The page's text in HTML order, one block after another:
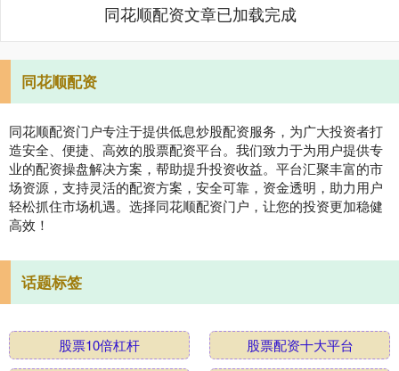
同花顺配资文章已加载完成
同花顺配资
同花顺配资门户专注于提供低息炒股配资服务，为广大投资者打
造安全、便捷、高效的股票配资平台。我们致力于为用户提供专
业的配资操盘解决方案，帮助提升投资收益。平台汇聚丰富的市
场资源，支持灵活的配资方案，安全可靠，资金透明，助力用户
轻松抓住市场机遇。选择同花顺配资门户，让您的投资更加稳健
高效！
话题标签
股票10倍杠杆
股票配资十大平台